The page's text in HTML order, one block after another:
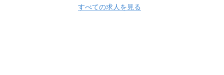
すべての求人を見る